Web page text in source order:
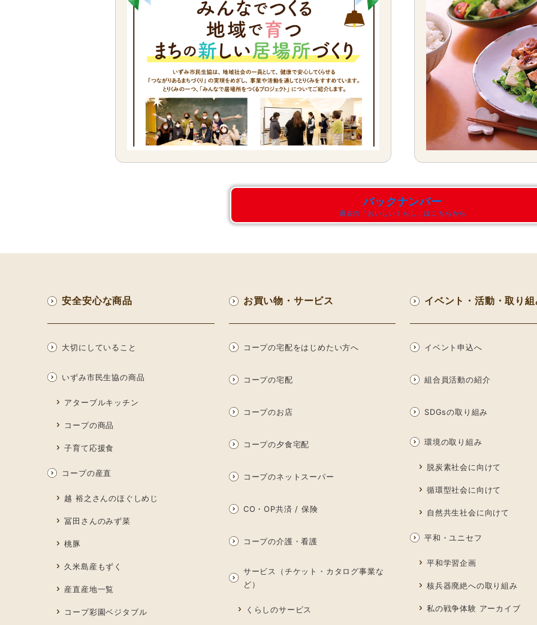
バックナンバー
過去の「おいしいくらし」はこちらから
安全安心な商品
大切にしていること
いずみ市民生協の商品
アターブルキッチン
コープの商品
子育て応援食
コープの産直
越 裕之さんのほぐしめじ
冨田さんのみず菜
桃豚
久米島産もずく
産直産地一覧
コープ彩園ベジタブル
お買い物・サービス
コープの宅配をはじめたい方へ
コープの宅配
コープのお店
コープの夕食宅配
コープのネットスーパー
CO・OP共済 / 保険
コープの介護・看護
サービス（チケット・カタログ事業な
ど）
くらしのサービス
イベント・活動・取り組
イベント申込へ
組合員活動の紹介
SDGsの取り組み
環境の取り組み
脱炭素社会に向けて
循環型社会に向けて
自然共生社会に向けて
平和・ユニセフ
平和学習企画
核兵器廃絶への取り組み
私の戦争体験 アーカイブ